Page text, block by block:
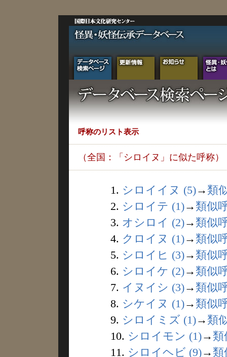
呼称のリスト表示
（全国：「シロイヌ」に似た呼称）
1. シロイイヌ (5)→ 類
2. シロイテ (1)→ 類似
3. オシロイ (2)→ 類似
4. クロイヌ (1)→ 類似
5. シロイヒ (3)→ 類似
6. シロイケ (2)→ 類似
7. イヌイシ (3)→ 類似
8. シケイヌ (1)→ 類似
9. シロイミズ (1)→ 類
10. シロイモン (1)→ 類
11. シロイヘビ (9)→ 類